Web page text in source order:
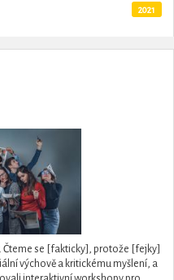
2021
Čteme se [fakticky], protože [fejky]
výchově a kritickému myšlení, a